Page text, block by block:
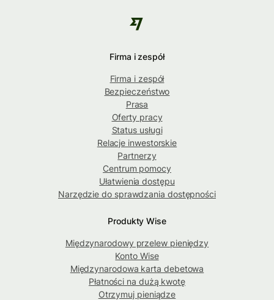
Firma i zespół
Firma i zespół
Bezpieczeństwo
Prasa
Oferty pracy
Status usługi
Relacje inwestorskie
Partnerzy
Centrum pomocy
Ułatwienia dostępu
Narzędzie do sprawdzania dostępności
Produkty Wise
Międzynarodowy przelew pieniędzy
Konto Wise
Międzynarodowa karta debetowa
Płatności na dużą kwotę
Otrzymuj pieniądze